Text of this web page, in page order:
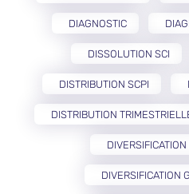
DIAGNOSTIC
DISSOLUTION SCI
DISTRIBUTION SCPI
DISTRIBUTION
DIVERSIFICATION